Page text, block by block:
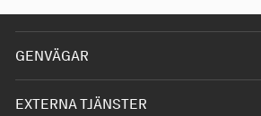
GENVÄGAR
EXTERNA TJÄNSTER